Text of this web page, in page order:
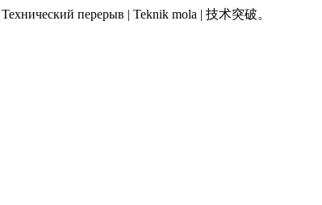
Технический перерыв | Teknik mola | 技术突破。